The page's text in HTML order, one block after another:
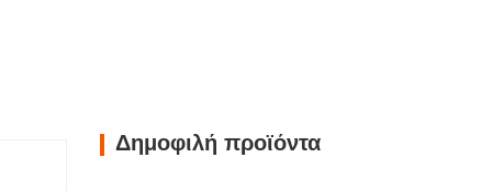
Δημοφιλή προϊόντα